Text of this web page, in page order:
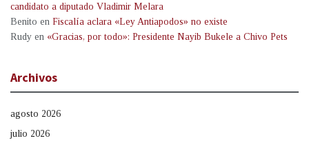
candidato a diputado Vladimir Melara
Benito en Fiscalía aclara «Ley Antiapodos» no existe
Rudy en «Gracias, por todo»: Presidente Nayib Bukele a Chivo Pets
Archivos
agosto 2026
julio 2026